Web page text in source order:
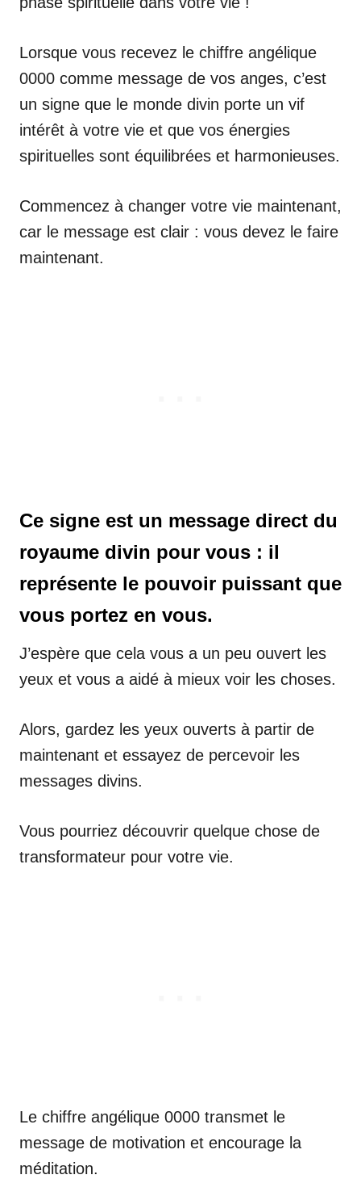
Lorsque vous recevez le chiffre angélique
0000 comme message de vos anges, c’est
un signe que le monde divin porte un vif
intérêt à votre vie et que vos énergies
spirituelles sont équilibrées et harmonieuses.
Commencez à changer votre vie maintenant,
car le message est clair : vous devez le faire
maintenant.
Ce signe est un message direct du
royaume divin pour vous : il
représente le pouvoir puissant que
vous portez en vous.
J’espère que cela vous a un peu ouvert les
yeux et vous a aidé à mieux voir les choses.
Alors, gardez les yeux ouverts à partir de
maintenant et essayez de percevoir les
messages divins.
Vous pourriez découvrir quelque chose de
transformateur pour votre vie.
Le chiffre angélique 0000 transmet le
message de motivation et encourage la
méditation.